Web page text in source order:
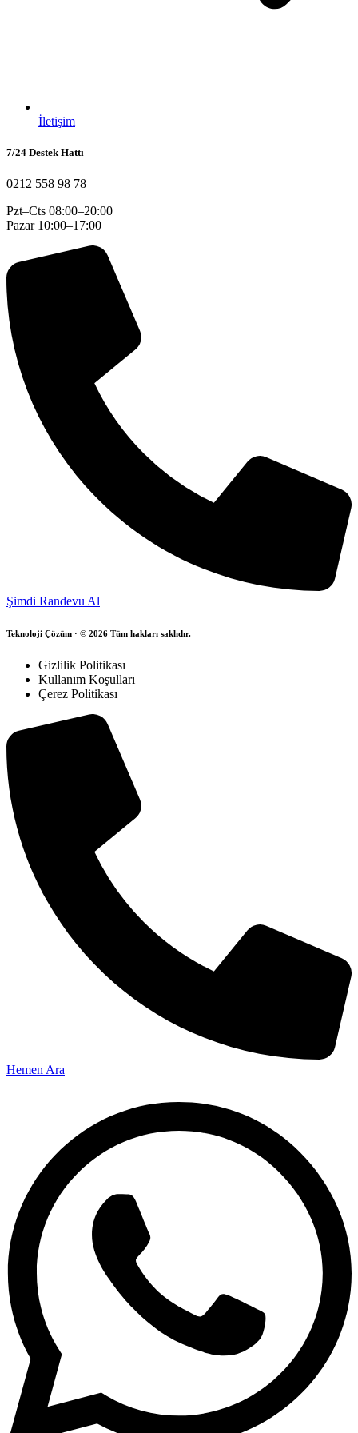
İletişim
7/24 Destek Hattı
0212 558 98 78
Pzt–Cts 08:00–20:00
Pazar 10:00–17:00
Şimdi Randevu Al
Teknoloji Çözüm · © 2026 Tüm hakları saklıdır.
Gizlilik Politikası
Kullanım Koşulları
Çerez Politikası
Hemen Ara